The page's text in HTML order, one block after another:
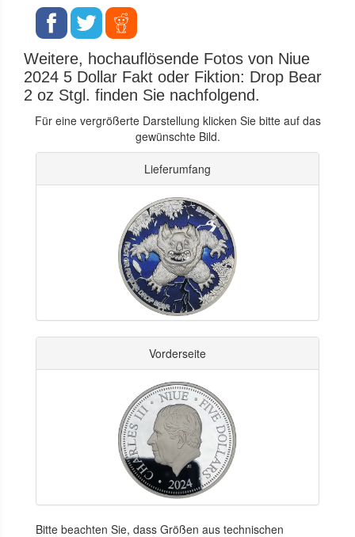
Weitere, hochauflösende Fotos von Niue
2024 5 Dollar Fakt oder Fiktion: Drop Bear
2 oz Stgl. finden Sie nachfolgend.
Für eine vergrößerte Darstellung klicken Sie bitte auf das
gewünschte Bild.
Lieferumfang
Vorderseite
Bitte beachten Sie, dass Größen aus technischen